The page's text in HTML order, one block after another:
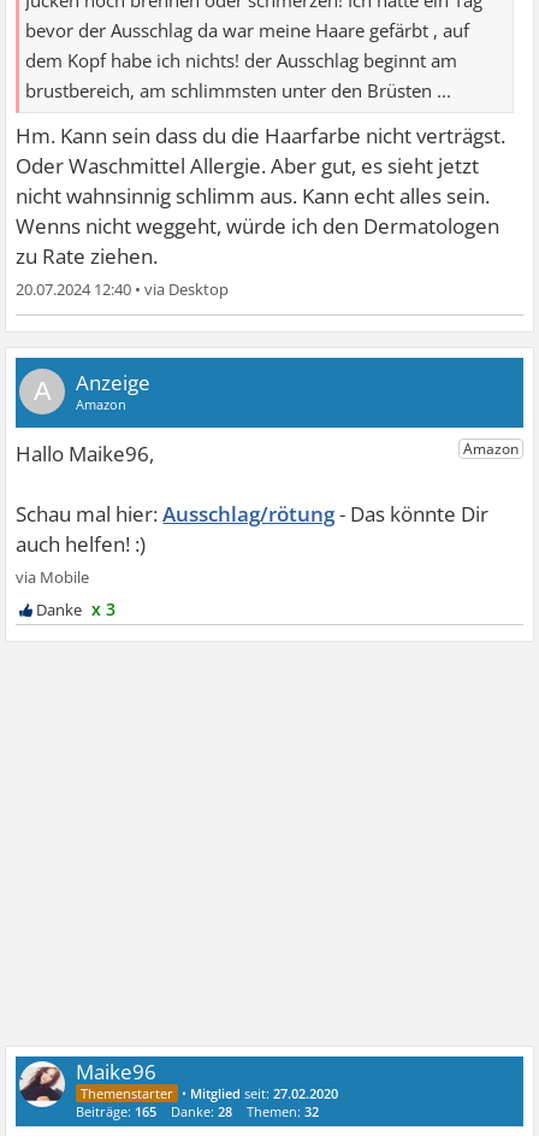
bevor der Ausschlag da war meine Haare gefärbt , auf
dem Kopf habe ich nichts! der Ausschlag beginnt am
brustbereich, am schlimmsten unter den Brüsten ...
Hm. Kann sein dass du die Haarfarbe nicht verträgst.
Oder Waschmittel Allergie. Aber gut, es sieht jetzt
nicht wahnsinnig schlimm aus. Kann echt alles sein.
Wenns nicht weggeht, würde ich den Dermatologen
zu Rate ziehen.
20.07.2024 12:40 •
A
Ausschlag/rötung
x 3
Maike96
• Mitglied seit:27.02.2020
Beiträge: 165 Danke:28 Themen:32